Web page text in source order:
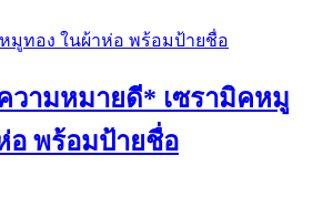
วามหมายดี* เซรามิคหมู
อ พร้อมป้ายชื่อ